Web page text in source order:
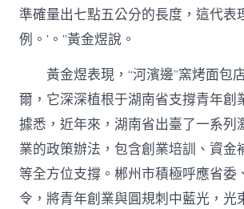
準確量出七點五公分的長度，這代表
例。’。”黃金煜說。
黃金煜表現，“河濱邊”窯烤面包
爾，它深深植根于湖南省支撐青年創
據悉，近年來，湖南省出臺了一系列
業的政策辦法，包含創業培訓、資金
等全方位支撐。郴州市積極呼應省委
令，將青年創業與圓規刺中藍光，光